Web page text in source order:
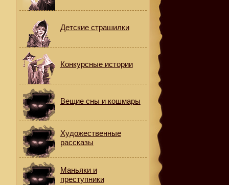
Детские страшилки
Конкурсные истории
Вещие сны и кошмары
Художественные
рассказы
Маньяки и
преступники